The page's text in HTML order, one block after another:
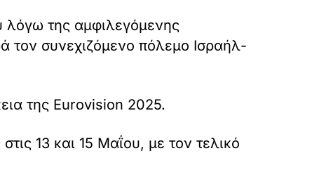
λόγω της αμφιλεγόμενης
τον συνεχιζόμενο πόλεμο Ισραήλ-
της Eurovision 2025.
13 και 15 Μαΐου, με τον τελικό